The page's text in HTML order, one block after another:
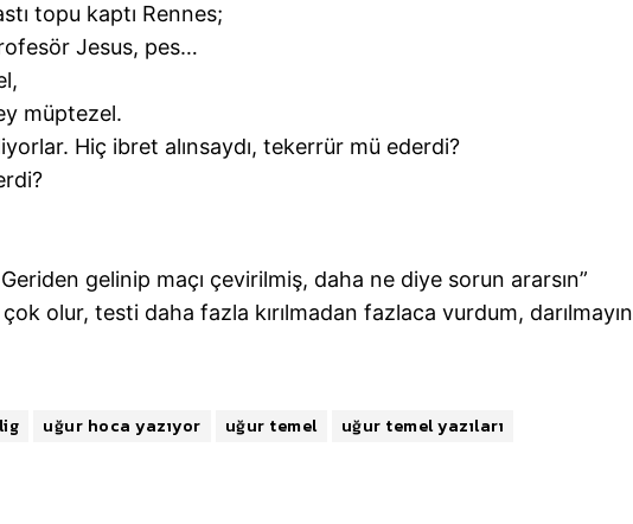
topu kaptı Rennes;
Jesus, pes…
müptezel.
Hiç ibret alınsaydı, tekerrür mü ederdi?
gelinip maçı çevirilmiş, daha ne diye sorun ararsın”
olur, testi daha fazla kırılmadan fazlaca vurdum, darılmayın
uğur hoca yazıyor uğur temel uğur temel yazıları